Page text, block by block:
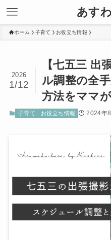
あす
ホーム 子育て お役立ち情報
【七五三 出
ル調整の全
方法をママ
2026
1/12
子育て お役立ち情報 2024年